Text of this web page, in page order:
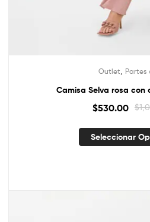
Outlet Partes
Camisa Selva rosa con
$
$530.00
Seleccionar